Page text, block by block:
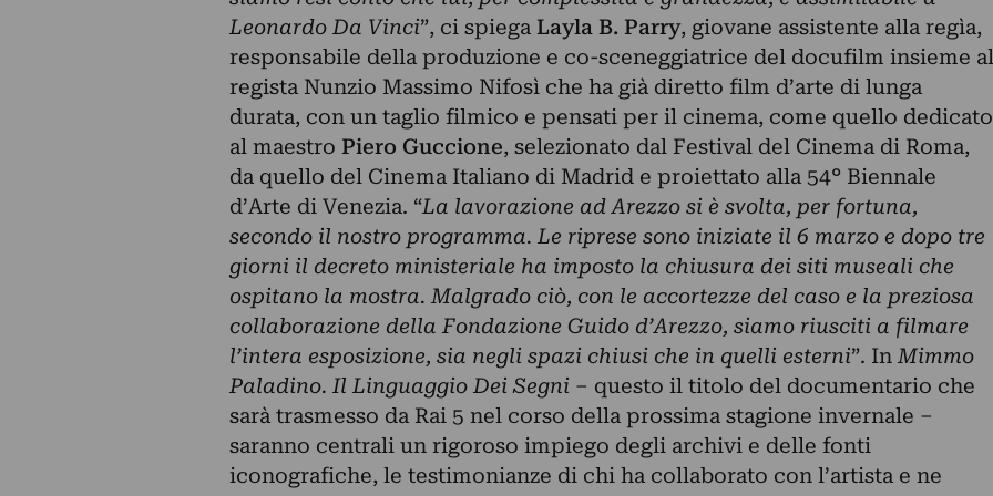
Leonardo Da Vinci”, ci spiega Layla B. Parry, giovane assistente alla regìa,
responsabile della produzione e co-sceneggiatrice del docufilm insieme al
regista Nunzio Massimo Nifosì che ha già diretto film d’arte di lunga
durata, con un taglio filmico e pensati per il cinema, come quello dedicato
al maestro Piero Guccione, selezionato dal Festival del Cinema di Roma,
da quello del Cinema Italiano di Madrid e proiettato alla 54° Biennale
d’Arte di Venezia. “La lavorazione ad Arezzo si è svolta, per fortuna,
secondo il nostro programma. Le riprese sono iniziate il 6 marzo e dopo tre
giorni il decreto ministeriale ha imposto la chiusura dei siti museali che
ospitano la mostra. Malgrado ciò, con le accortezze del caso e la preziosa
collaborazione della Fondazione Guido d’Arezzo, siamo riusciti a filmare
l’intera esposizione, sia negli spazi chiusi che in quelli esterni”. In Mimmo
Paladino. Il Linguaggio Dei Segni – questo il titolo del documentario che
sarà trasmesso da Rai 5 nel corso della prossima stagione invernale –
saranno centrali un rigoroso impiego degli archivi e delle fonti
iconografiche, le testimonianze di chi ha collaborato con l’artista e ne